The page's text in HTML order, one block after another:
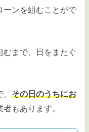
ーンを組むことがで
むまで、日をまたぐ
、その日のうちにお
者もあります。